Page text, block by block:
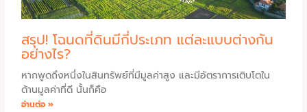
สรุป! โฉนดที่ดินมีกี่ประเภท แต่ละแบบต่างกัน
อย่างไร?
หากพูดถึงหนึ่งในสินทรัพย์ที่มีมูลค่าสูง และมีอัตราการเติบโตใน
ด้านมูลค่าที่ดี นั้นก็คือ
อ่านต่อ »